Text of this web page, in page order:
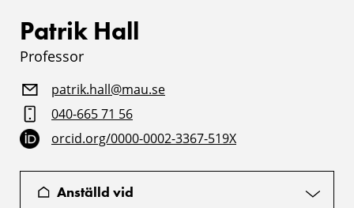
Patrik Hall
Professor
patrik.hall@mau.se
040-665 71 56
orcid.org/0000-0002-3367-519X
Anställd vid